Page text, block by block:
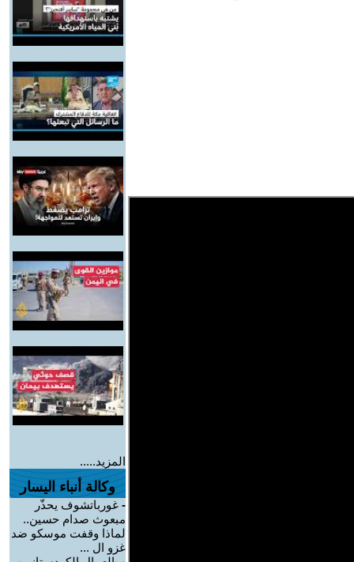
المزيد.....
وكالة أنباء اليسار
- غورباتشوف يحذّر
مبعوث صدام حسين..
لماذا وقفت موسكو ضد
غزو ال ...